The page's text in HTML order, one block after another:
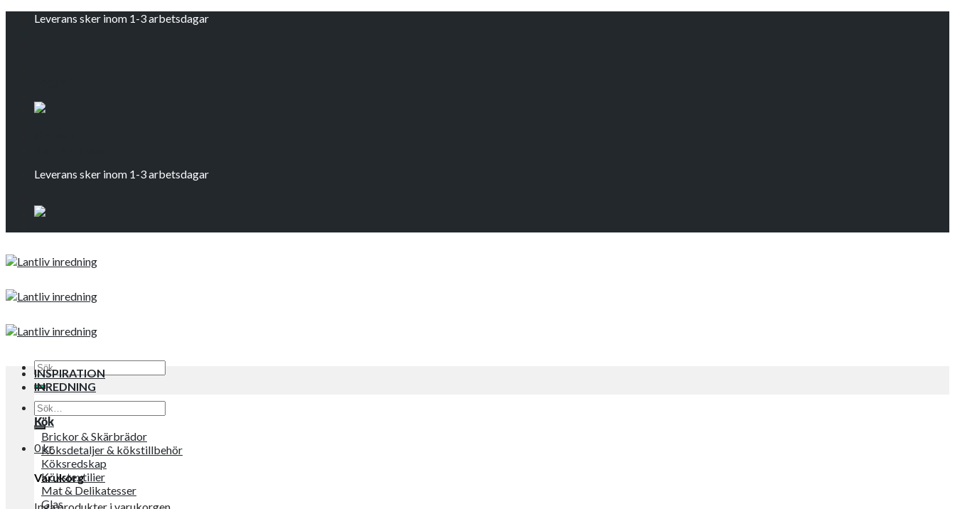
Leverans sker inom 1-3 arbetsdagar
Leverans sker inom 1-3 arbetsdagar
Sök
efter:
Sök
efter:
0kr
Varukorg
Inga produkter i varukorgen.
INSPIRATION
INREDNING
Kök
Brickor & Skärbrädor
Köksdetaljer & kökstillbehör
Köksredskap
Kökstextilier
Mat & Delikatesser
Glas